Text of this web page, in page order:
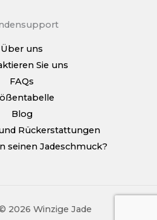
Über uns
Sie uns
FAQs
Blog
Rückerstattungen
seinen Jadeschmuck?
2026 Winzige Jade